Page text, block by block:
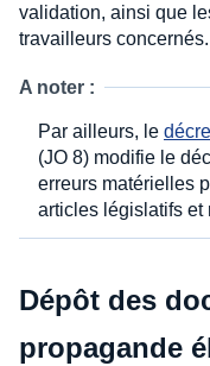
validation, ainsi que
travailleurs concernés.
A noter :
Par ailleurs, le
(JO 8) modifie le
erreurs matérielles
articles législatifs et
Dépôt des
propagande